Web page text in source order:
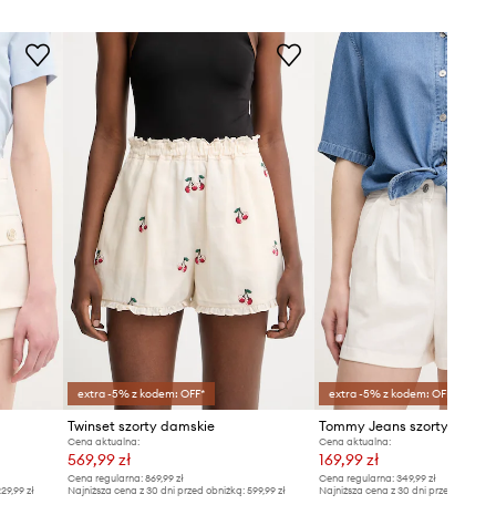
zł
extra -5% z kodem: OFF*
Twinset szorty damskie
Cena aktualna:
569,99 zł
Cena regularna:869,99 zł
Najniższa cena z 30 dni przed obniżką:599,99 zł
extra -5% z kodem: OFF*
Tommy Jeans szorty
Cena aktualna:
169,99 zł
Cena regularna: 349,99 zł
Najniższa cena z 30 dni przed obniżką: